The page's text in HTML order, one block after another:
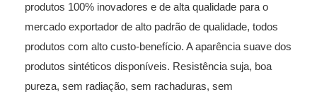
produtos 100% inovadores e de alta qualidade para o
mercado exportador de alto padrão de qualidade, todos
produtos com alto custo-benefício. A aparência suave dos
produtos sintéticos disponíveis. Resistência suja, boa
pureza, sem radiação, sem rachaduras, sem